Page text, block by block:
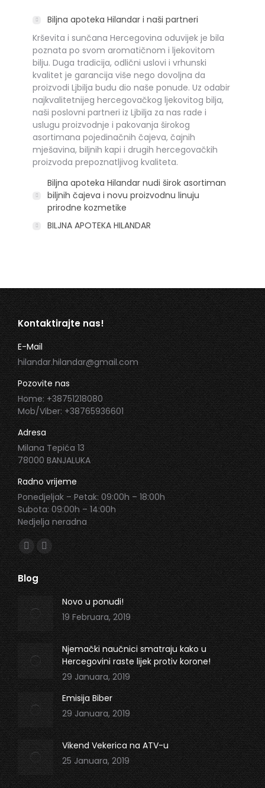
Biljna apoteka Hilandar i naši partneri
Krševita i sunčana Hercegovina oduvijek je bila
poznata po svom aromatičnom i ljekovitom
bilju. Duga tradicija, odlični uslovi i vrhunski
kvalitet je garancija više nego dovoljna da
proizvodi Ljbilja budu dio naše ponude. Uz odabir
najkvalitetnijeg hercegovačkog ljekovitog bilja,
naši poslovni partneri iz Ljbilja za nas rade i
uslugu proizvodnje i pakovanja širokog
asortimana pojedinačnih čajeva, čajnih
mješavina, biljnih kapi i drugih hercegovačkih
proizvoda prepoznatljivog kvaliteta.
Biljna apoteka Hilandar nudi širok asortiman
biljnih čajeva i novu proizvodnu linuju
prirodne kozmetike
BILJNA APOTEKA HILANDAR
Kontaktirajte nas!
E-Mail
hilandar.hilandar@gmail.com
Pozovite nas
Home: +38751218080
Mob/Viber: +38765936601
Adresa
Milana Tepića 13
78000 BANJALUKA
Radno vrijeme
Ponedjeljak – Petak: 09:00h – 18:00h
Subota: 09:00h – 14:00h
Nedjelja neradna
Find us on:
Facebook
page
opens
in
new
window
Instagram
page
opens
in
new
window
Blog
Novo u ponudi!
19 Februara, 2019
Njemački naučnici smatraju kako u
Hercegovini raste lijek protiv korone!
29 Januara, 2019
Emisija Biber
29 Januara, 2019
Vikend Vekerica na ATV-u
25 Januara, 2019